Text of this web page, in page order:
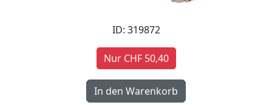
ID: 319872
Nur CHF 50,40